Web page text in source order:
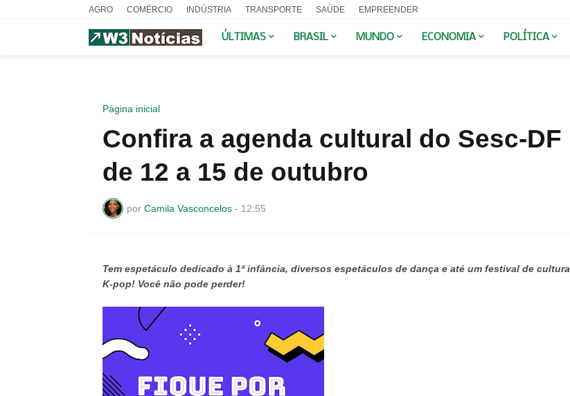
AGRO COMÉRCIO INDÚSTRIA TRANSPORTE SAÚDE EMPREENDER
ÚLTIMAS BRASIL MUNDO ECONOMIA POLÍTICA
Página inicial
Confira a agenda cultural do Sesc-DF
de 12 a 15 de outubro
por Camila Vasconcelos - 12:55
Tem espetáculo dedicado à 1ª infância, diversos espetáculos de dança e até um festival de cultura
K-pop! Você não pode perder!